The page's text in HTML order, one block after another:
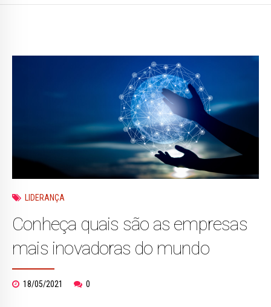
LIDERANÇA
Conheça quais são as empresas
mais inovadoras do mundo
18/05/2021 0